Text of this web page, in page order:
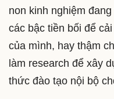
non kinh nghiệm
các bậc tiền bối để
của mình, hay thậm
làm research để xây
thức đào tạo nội bộ